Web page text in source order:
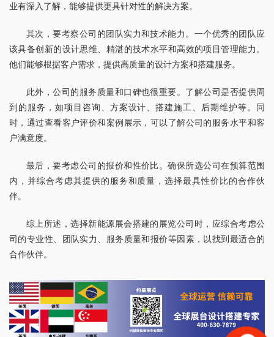
业有深入了解，能够提供更具针对性的解决方案。
其次，要考察公司的团队实力和技术能力。一个优秀的团队应
该具备创新的设计思维、精湛的技术水平和高效的项目管理能力。
他们能够根据客户需求，提供高质量的设计方案和搭建服务。
此外，公司的服务质量和口碑也很重要。了解公司是否提供周
到的服务，如项目咨询、方案设计、搭建施工、后期维护等。同
时，通过查看客户评价和案例展示，可以了解公司的服务水平和客
户满意度。
最后，要考虑公司的报价和性价比。确保所选公司在预算范围
内，并综合考虑其提供的服务和质量，选择最具性价比的合作伙
伴。
综上所述，选择新能源展会搭建的展览公司时，应综合考虑公
司的专业性、团队实力、服务质量和报价等因素，以找到最适合的
合作伙伴。